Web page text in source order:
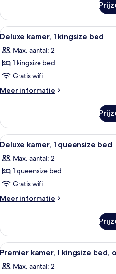
open
haard
laden
kamer,
queensize
open
haard
Alle
foto's
voor
Deluxe
kamer,
1
laden
2
Deluxe kamer, 1 kingsize bed
Max. aantal: 2
1 kingsize bed
Gratis wifi
Meer informatie
Meer
kamer,
kingsize
Alle
foto's
voor
Deluxe
kamer,
1
laden
2
Deluxe kamer, 1 queensize bed
Max. aantal: 2
1 queensize bed
Gratis wifi
Meer informatie
Meer
kamer,
queensize
Alle
foto's
voor
3
Premier kamer, 1 kingsize bed,
Max. aantal: 2